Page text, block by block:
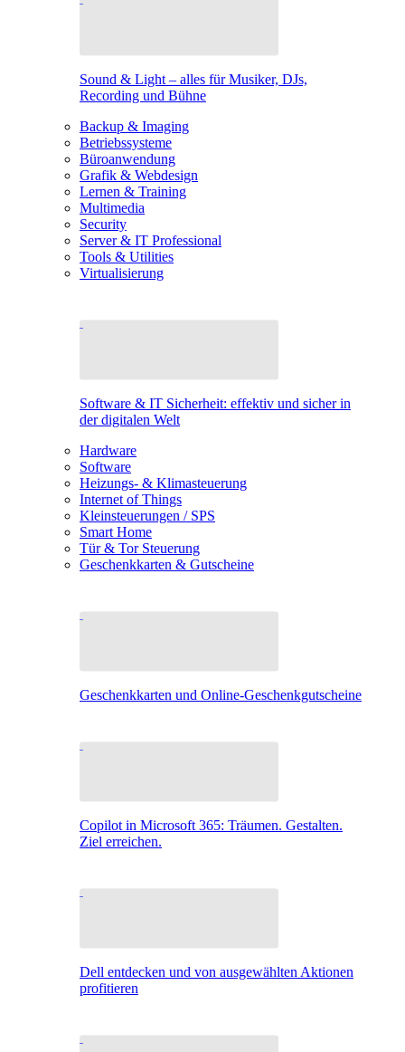
Sound & Light – alles für Musiker, DJs,
Recording und Bühne
Backup & Imaging
Betriebssysteme
Büroanwendung
Grafik & Webdesign
Lernen & Training
Multimedia
Security
Server & IT Professional
Tools & Utilities
Virtualisierung
Software & IT Sicherheit: effektiv und sicher in
der digitalen Welt
Hardware
Software
Heizungs- & Klimasteuerung
Internet of Things
Kleinsteuerungen / SPS
Smart Home
Tür & Tor Steuerung
Geschenkkarten & Gutscheine
Geschenkkarten und Online-Geschenkgutscheine
Copilot in Microsoft 365: Träumen. Gestalten.
Ziel erreichen.
Dell entdecken und von ausgewählten Aktionen
profitieren